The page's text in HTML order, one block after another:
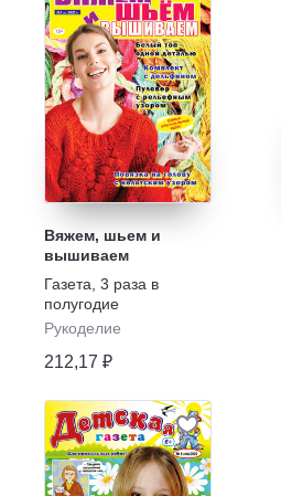
Вяжем, шьем и
вышиваем
Газета 3 раза в
полугодие
Рукоделие
212,17 ₽